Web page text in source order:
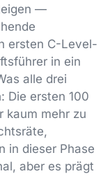
—
ersten C-Level-
in ein
alle drei
Die ersten 100
kaum mehr zu
in dieser Phase
aber es prägt